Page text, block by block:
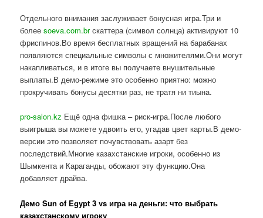
Отдельного внимания заслуживает бонусная игра.Три и
болееsoeva.com.brскаттера (символ солнца) активируют 10
фриспинов.Во время бесплатных вращений на барабанах
появляются специальные символы с множителями.Они могут
накапливаться, и в итоге вы получаете внушительные
выплаты.В демо-режиме это особенно приятно: можно
прокручивать бонусы десятки раз, не тратя ни тиына.
pro-salon.kz Ещё одна фишка – риск-игра.После любого
выигрыша вы можете удвоить его, угадав цвет карты.В демо-
версии это позволяет почувствовать азарт без
последствий.Многие казахстанские игроки, особенно из
Шымкента и Караганды, обожают эту функцию.Она
добавляет драйва.
Демо Sun of Egypt 3 vs игра на деньги: что выбрать
казахстанскому игроку